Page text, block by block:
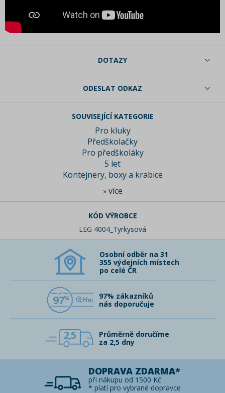
DOTAZY
ODESLAT ODKAZ
SOUVISEJÍCÍ KATEGORIE
Pro kluky
Předškolačky
Pro předškoláky
5 let
Kontejnery, boxy a krabice
» více
KÓD VÝROBCE
LEG 4004_Tyrkysová
Osobní odběr na 31
355 výdejních místech
po celé ČR
97
97% zákazníků
nás doporučuje
2,5
Průměrně doručíme
za 2,5 dny
DOPRAVA ZDARMA*
při nákupu od 1500 Kč
* platí pro vybrané dopravce